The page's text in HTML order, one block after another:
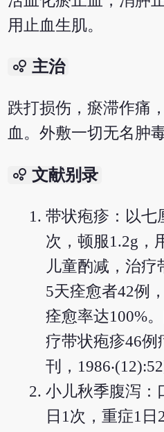
用止血生肌。
bubble_chart 主治
跌打损伤，瘀滞作痛
血。外敷一切无名肿毒
bubble_chart 文献别录
带状疱疹：以七
次，顿服1.2g，
儿童酌减，治疗
5天痊愈者42例
痊愈率达100%
疗带状疱疹46例
刊，
小儿秋季腹泻：
日1次，重症1日